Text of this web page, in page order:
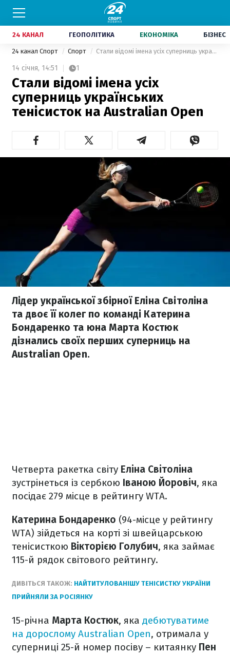
24 КАНАЛ ГЕОПОЛІТИКА ЕКОНОМІКА БІЗНЕС
24 канал Спорт Спорт Стали відомі імена усіх суперниць українських тенісисток на Australian Open
14 січня, 14:51 1
Стали відомі імена усіх
суперниць українських
тенісисток на Australian Open
Лідер української збірної Еліна Світоліна
та двоє її колег по команді Катерина
Бондаренко та юна Марта Костюк
дізнались своїх перших суперниць на
Australian Open.
Четверта ракетка світу Еліна Світоліна
зустрінеться із сербкою Іваною Йоровіч, яка
посідає 279 місце в рейтингу WTA.
Катерина Бондаренко (94-місце у рейтингу
WTA) зійдеться на корті зі швейцарською
тенісисткою Вікторією Голубич, яка займає
115-й рядок світового рейтингу.
ДИВІТЬСЯ ТАКОЖ: НАЙТИТУЛОВАНІШУ ТЕНІСИСТКУ УКРАЇНИ
ПРИЙНЯЛИ ЗА РОСІЯНКУ
15-річна Марта Костюк, яка дебютуватиме
на дорослому Australian Open, отримала у
суперниці 25-й номер посіву – китаянку Пен